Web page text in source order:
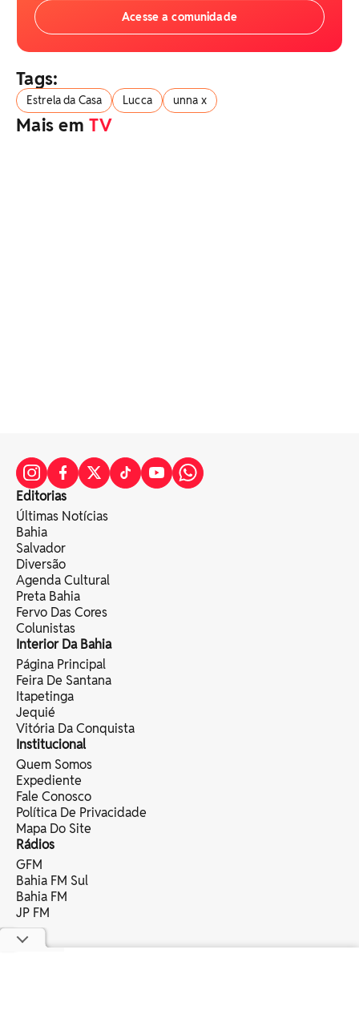
Acesse a comunidade
Tags:
Estrela da Casa Lucca unna x
Mais emTV
Editorias
Últimas Notícias
Bahia
Salvador
Diversão
Agenda Cultural
Preta Bahia
Fervo Das Cores
Colunistas
Interior Da Bahia
Página Principal
Feira De Santana
Itapetinga
Jequié
Vitória Da Conquista
Institucional
Quem Somos
Expediente
Fale Conosco
Política De Privacidade
Mapa Do Site
Rádios
GFM
Bahia FM Sul
Bahia FM
JP FM